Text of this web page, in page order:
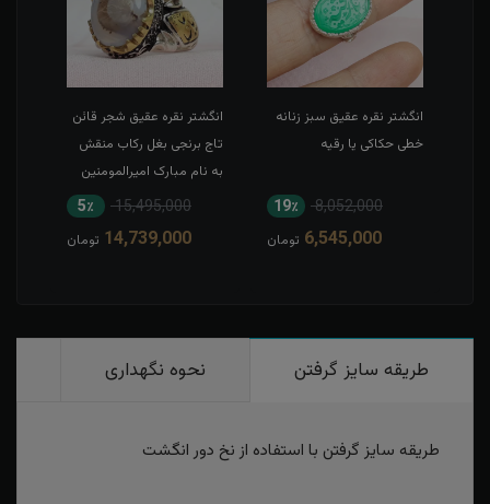
انگشتر نقره عقیق سبز زنانه
خطی حکاکی یا رقیه
8,052,000 19٪
6,545,000 تومان
انگشتر نقره عقیق شجر قائن
تاج برنجی بغل رکاب منقش
به نام مبارک امیرالمومنین
15,495,000 5٪
14,739,000 تومان
طریقه سایز گرفتن نحوه نگهداری
طریقه سایز گرفتن با استفاده از نخ دور انگشت